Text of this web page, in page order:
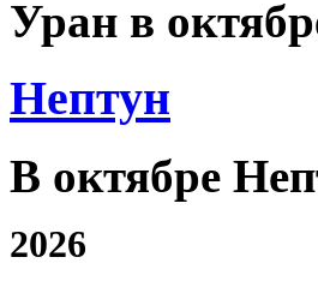
Уран в
Нептун
В октябре
2026